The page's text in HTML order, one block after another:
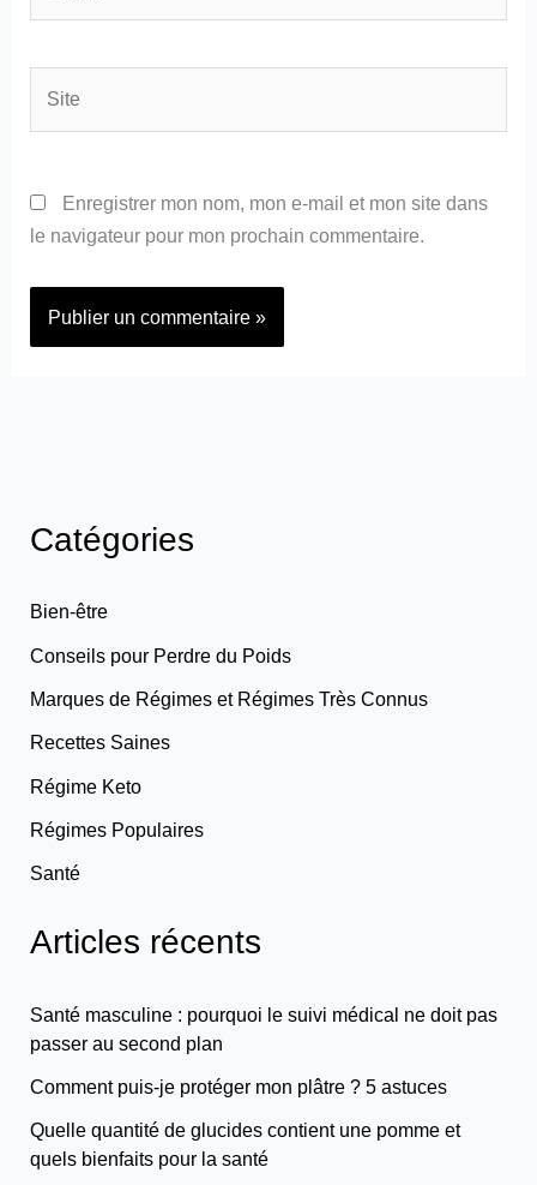
Enregistrer mon nom, mon e-mail et mon site dans
le navigateur pour mon prochain commentaire.
Catégories
Bien-être
Conseils pour Perdre du Poids
Marques de Régimes et Régimes Très Connus
Recettes Saines
Régime Keto
Régimes Populaires
Santé
Articles récents
Santé masculine : pourquoi le suivi médical ne doit pas
passer au second plan
Comment puis-je protéger mon plâtre ? 5 astuces
Quelle quantité de glucides contient une pomme et
quels bienfaits pour la santé